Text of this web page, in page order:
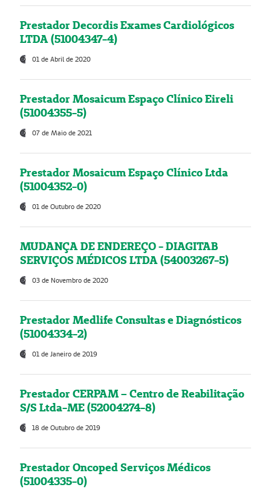
Prestador Decordis Exames Cardiológicos
LTDA (51004347-4)
01 de Abril de 2020
Prestador Mosaicum Espaço Clínico Eireli
(51004355-5)
07 de Maio de 2021
Prestador Mosaicum Espaço Clínico Ltda
(51004352-0)
01 de Outubro de 2020
MUDANÇA DE ENDEREÇO - DIAGITAB
SERVIÇOS MÉDICOS LTDA (54003267-5)
03 de Novembro de 2020
Prestador Medlife Consultas e Diagnósticos
(51004334-2)
01 de Janeiro de 2019
Prestador CERPAM – Centro de Reabilitação
S/S Ltda-ME (52004274-8)
18 de Outubro de 2019
Prestador Oncoped Serviços Médicos
(51004335-0)